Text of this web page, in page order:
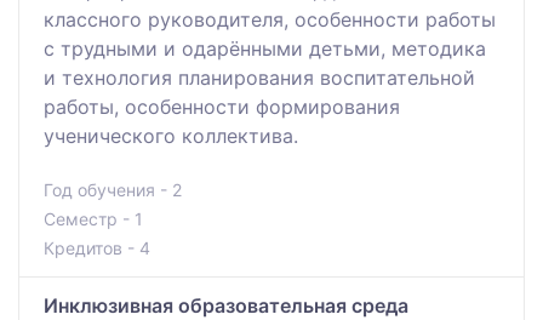
классного руководителя, особенности работы
с трудными и одарёнными детьми, методика
и технология планирования воспитательной
работы, особенности формирования
ученического коллектива.
Год обучения - 2
Семестр - 1
Кредитов - 4
Инклюзивная образовательная среда